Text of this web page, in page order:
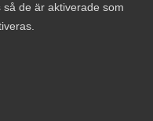
de är aktiverade som
konkurrens
att bedöma i vilken
i sig med
affärsmässiga